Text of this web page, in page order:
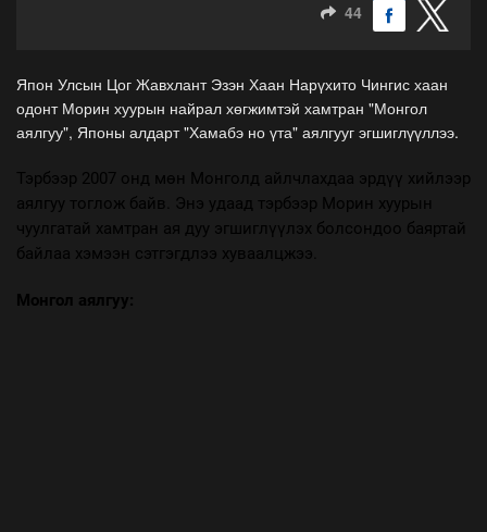
44
Япон Улсын Цог Жавхлант Эзэн Хаан Нарүхито Чингис хаан
одонт Морин хуурын найрал хөгжимтэй хамтран "Монгол
аялгуу", Японы алдарт "Хамабэ но үта" аялгууг эгшиглүүллээ.
Тэрбээр 2007 онд мөн Монголд айлчлахдаа эрдүү хийлээр
аялгуу тоглож байв. Энэ удаад тэрбээр Морин хуурын
чуулгатай хамтран ая дуу эгшиглүүлэх болсондоо баяртай
байлаа хэмээн сэтгэгдлээ хуваалцжээ.
Монгол аялгуу: